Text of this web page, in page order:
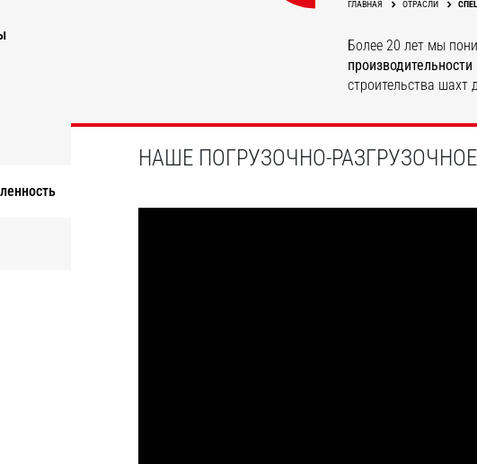
ГЛАВНАЯ ОТРАСЛИ
Более 20 лет мы
строительства шахт
НАШЕ ПОГРУЗОЧНО-